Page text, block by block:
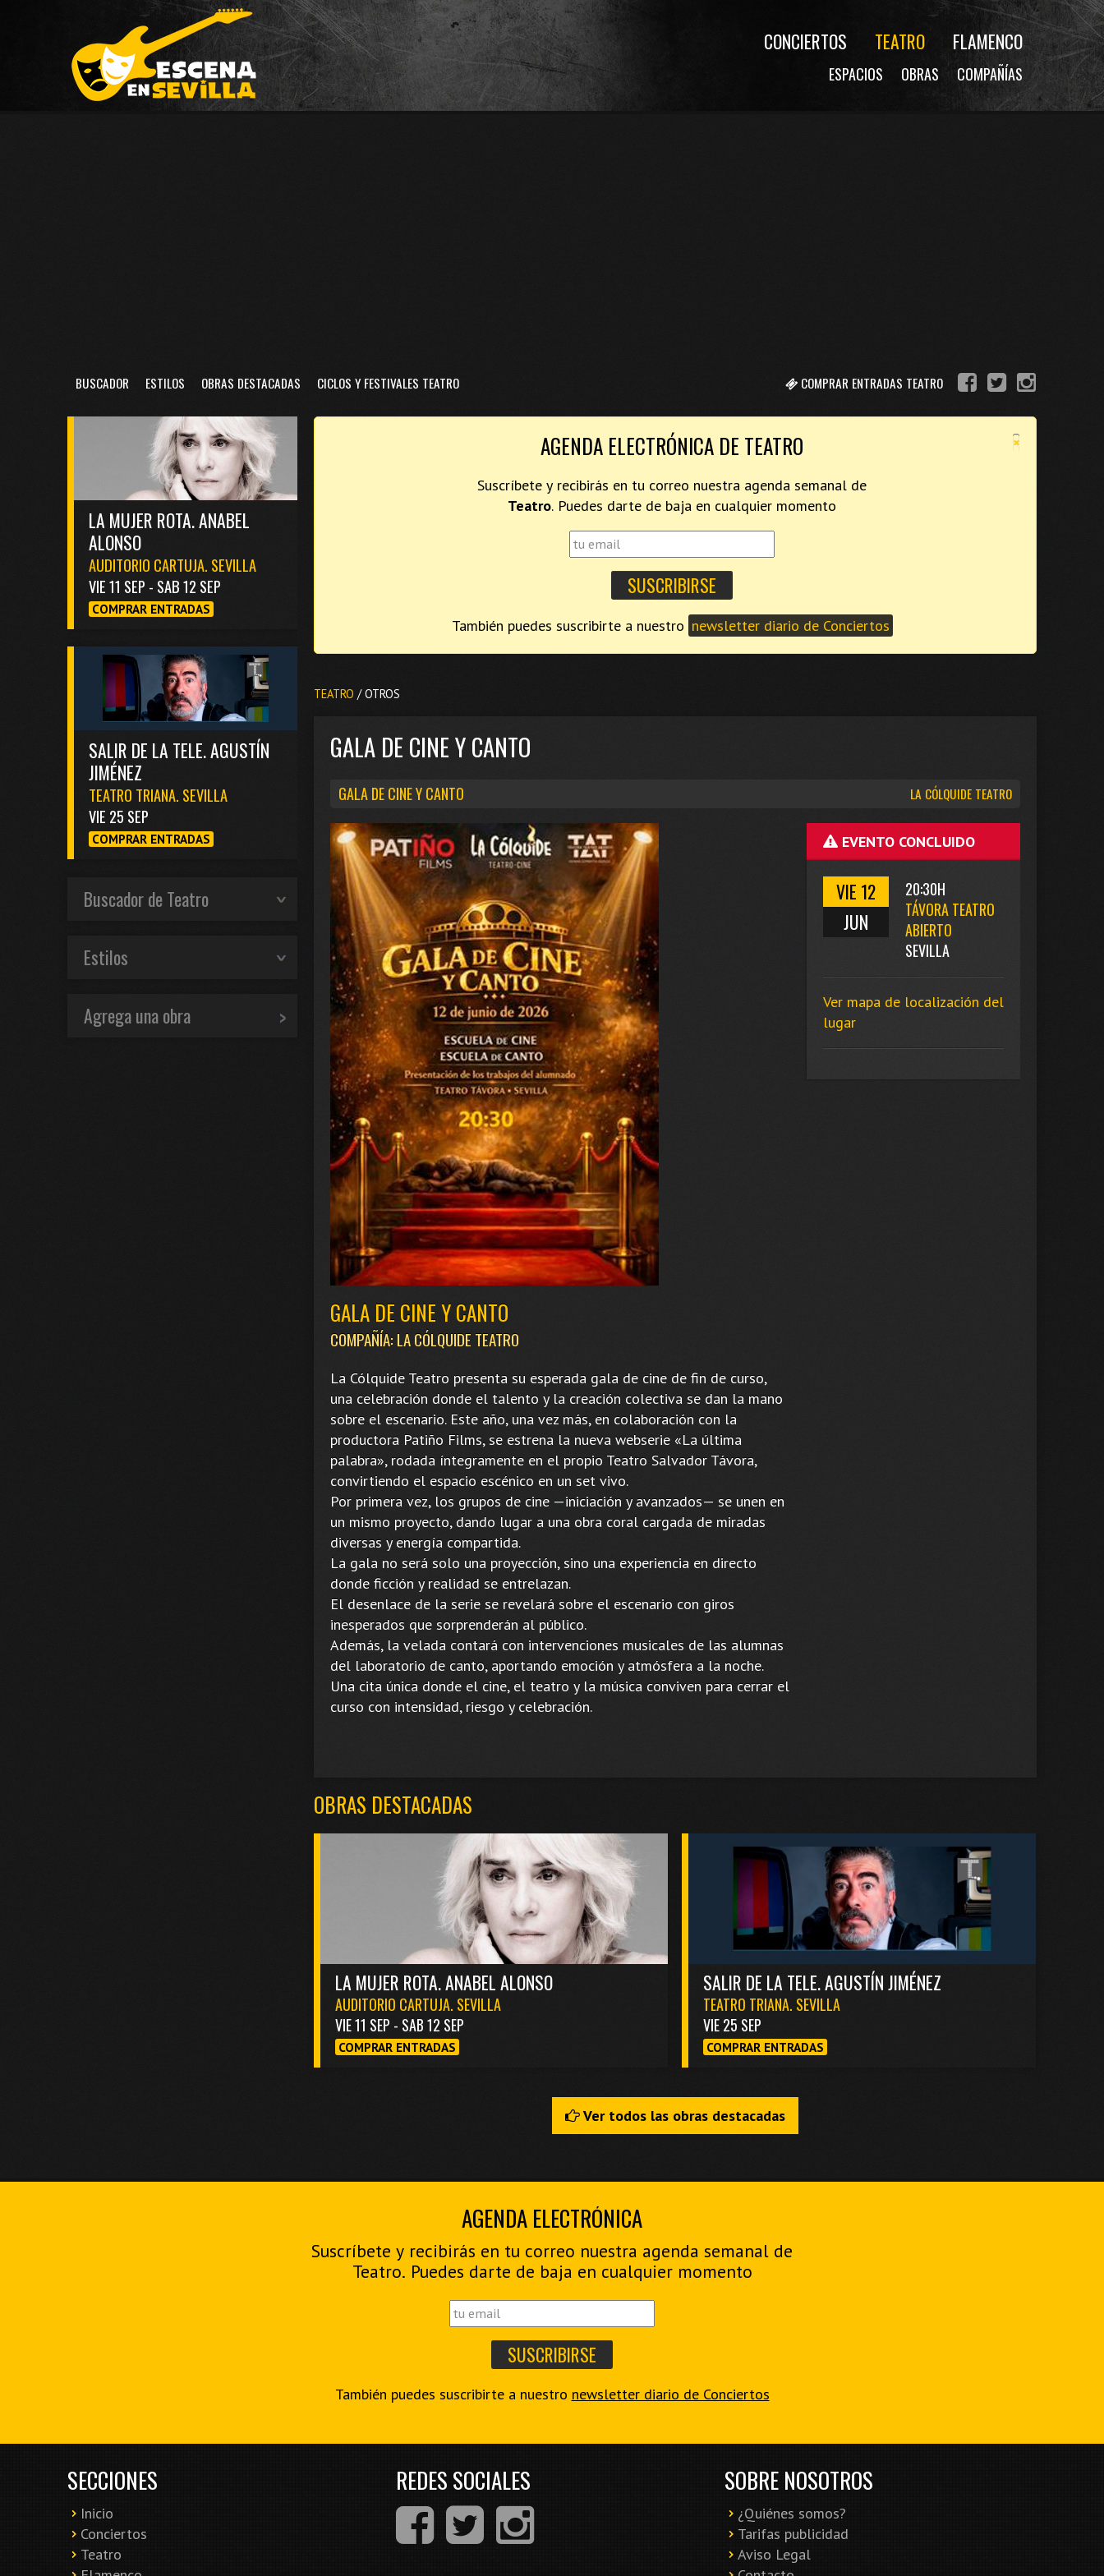
CONCIERTOS TEATRO FLAMENCO
ESPACIOS OBRAS COMPAÑÍAS
COMPRAR ENTRADAS TEATRO
BUSCADOR ESTILOS OBRAS DESTACADAS CICLOS Y FESTIVALES TEATRO
×
AGENDA ELECTRÓNICA DE TEATRO
Suscríbete y recibirás en tu correo nuestra agenda semanal de
Teatro. Puedes darte de baja en cualquier momento
También puedes suscribirte a nuestro newsletter diario de Conciertos
TEATRO / OTROS
GALA DE CINE Y CANTO
LA CÓLQUIDE TEATRO
GALA DE CINE Y CANTO
EVENTO CONCLUIDO
VIE 12
JUN
20:30H
TÁVORA TEATRO
ABIERTO
SEVILLA
Ver mapa de localización del
lugar
GALA DE CINE Y CANTO
COMPAÑÍA: LA CÓLQUIDE TEATRO
La Cólquide Teatro presenta su esperada gala de cine de fin de curso,
una celebración donde el talento y la creación colectiva se dan la mano
sobre el escenario. Este año, una vez más, en colaboración con la
productora Patiño Films, se estrena la nueva webserie «La última
palabra», rodada íntegramente en el propio Teatro Salvador Távora,
convirtiendo el espacio escénico en un set vivo.
Por primera vez, los grupos de cine —iniciación y avanzados— se unen en
un mismo proyecto, dando lugar a una obra coral cargada de miradas
diversas y energía compartida.
La gala no será solo una proyección, sino una experiencia en directo
donde ficción y realidad se entrelazan.
El desenlace de la serie se revelará sobre el escenario con giros
inesperados que sorprenderán al público.
Además, la velada contará con intervenciones musicales de las alumnas
del laboratorio de canto, aportando emoción y atmósfera a la noche.
Una cita única donde el cine, el teatro y la música conviven para cerrar el
curso con intensidad, riesgo y celebración.
OBRAS DESTACADAS
LA MUJER ROTA. ANABEL ALONSO
AUDITORIO CARTUJA. SEVILLA
VIE 11 SEP - SAB 12 SEP
COMPRAR ENTRADAS
SALIR DE LA TELE. AGUSTÍN JIMÉNEZ
TEATRO TRIANA. SEVILLA
VIE 25 SEP
COMPRAR ENTRADAS
Ver todos las obras destacadas
LA MUJER ROTA. ANABEL
ALONSO
AUDITORIO CARTUJA. SEVILLA
VIE 11 SEP - SAB 12 SEP
COMPRAR ENTRADAS
SALIR DE LA TELE. AGUSTÍN
JIMÉNEZ
TEATRO TRIANA. SEVILLA
VIE 25 SEP
COMPRAR ENTRADAS
Buscador de Teatro
Estilos
Agrega una obra
AGENDA ELECTRÓNICA
Suscríbete y recibirás en tu correo nuestra agenda semanal de
Teatro. Puedes darte de baja en cualquier momento
También puedes suscribirte a nuestro newsletter diario de Conciertos
SECCIONES
Inicio
Conciertos
Teatro
REDES SOCIALES SOBRE NOSOTROS
¿Quiénes somos?
Tarifas publicidad
Aviso Legal